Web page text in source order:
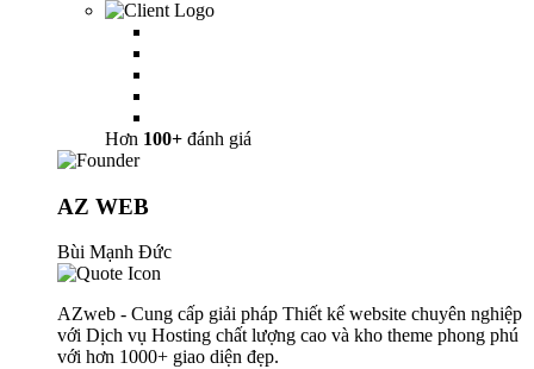
Hơn 100+ đánh giá
AZ WEB
Bùi Mạnh Đức
AZweb - Cung cấp giải pháp Thiết kế website chuyên nghiệp
với Dịch vụ Hosting chất lượng cao và kho theme phong phú
với hơn 1000+ giao diện đẹp.